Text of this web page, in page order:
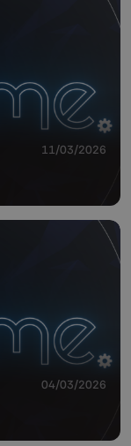
11/03/2026
04/03/2026